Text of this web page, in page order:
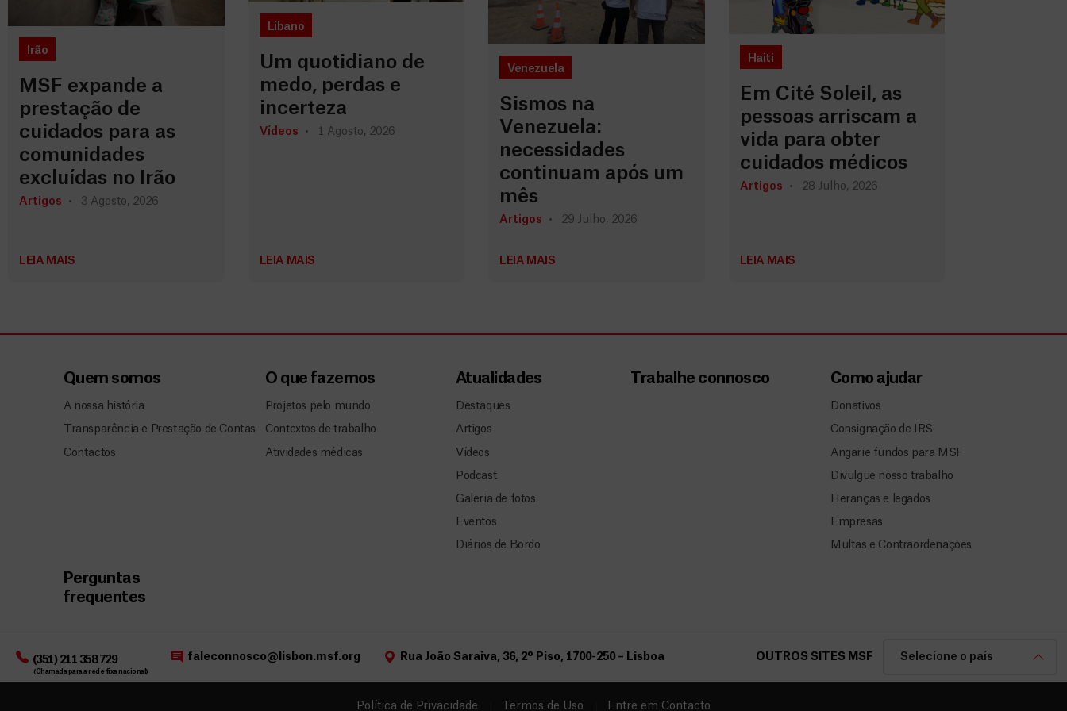
Irão
MSF expande a
prestação de
cuidados para as
comunidades
excluídas no Irão
Artigos 3 Agosto, 2026
LEIA MAIS
Líbano
Um quotidiano de
medo, perdas e
incerteza
Vídeos 1 Agosto, 2026
LEIA MAIS
Venezuela
Sismos na
Venezuela:
necessidades
continuam após um
mês
Artigos 29 Julho, 2026
LEIA MAIS
Haiti
Em Cité Soleil, as
pessoas arriscam a
vida para obter
cuidados médicos
Artigos 28 Julho, 2026
LEIA MAIS
Quem somos
A nossa história
Transparência e Prestação de Contas
Contactos
O que fazemos
Projetos pelo mundo
Contextos de trabalho
Atividades médicas
Atualidades
Destaques
Artigos
Vídeos
Podcast
Galeria de fotos
Eventos
Diários de Bordo
Trabalhe connosco Como ajudar
Donativos
Consignação de IRS
Angarie fundos para MSF
Divulgue nosso trabalho
Heranças e legados
Empresas
Multas e Contraordenações
Perguntas
frequentes
(351) 211 358 729
(Chamada para a rede fixa nacional)
faleconnosco@lisbon.msf.org Rua João Saraiva, 36, 2º Piso, 1700-250 – Lisboa OUTROS SITES MSF Selecione o país
Política de Privacidade Termos de Uso Entre em Contacto